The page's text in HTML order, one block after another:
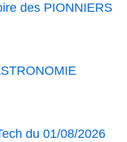
des PIONNIERS
du 01/08/2026